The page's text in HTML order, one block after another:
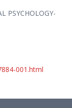
PSYCHOLOGY-
001.html